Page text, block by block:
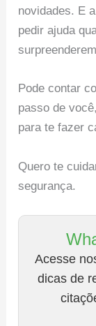
novidades. E
pedir ajuda
Pode contar
passo de
para te fazer
Quero te
segurança.
Acesse
dicas de